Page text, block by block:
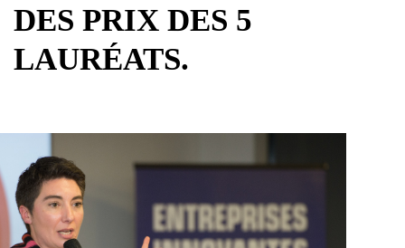
DES PRIX DES 5
LAURÉATS.